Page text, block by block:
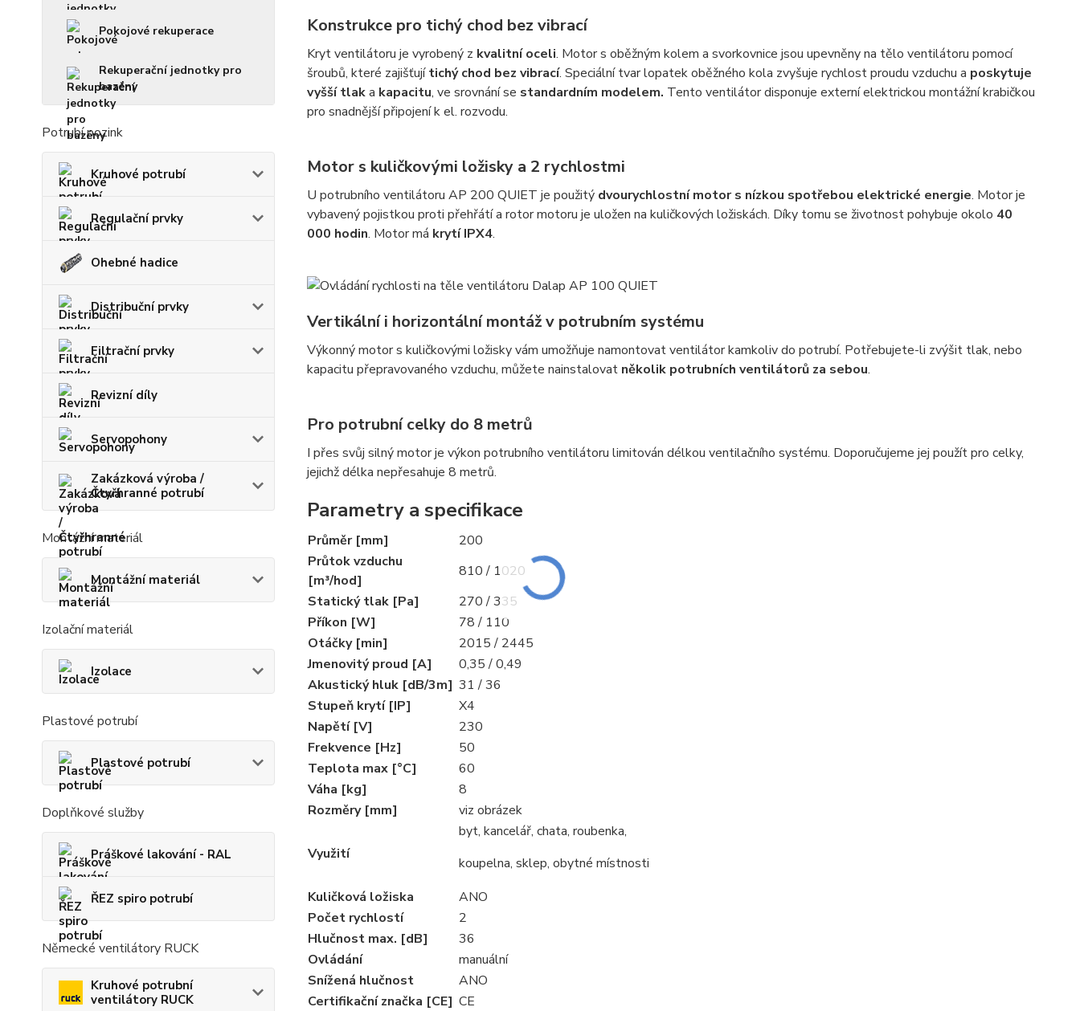
Pokojové rekuperace
Rekuperační jednotky pro
bazény
Potrubí pozink
Kruhové potrubí
Regulační prvky
Ohebné hadice
Distribuční prvky
Filtrační prvky
Revizní díly
Servopohony
Zakázková výroba /
Čtyřhranné potrubí
Montážní materiál
Montážní materiál
Izolační materiál
Izolace
Plastové potrubí
Plastové potrubí
Doplňkové služby
Práškové lakování - RAL
ŘEZ spiro potrubí
Německé ventilátory RUCK
Kruhové potrubní
ventilátory RUCK
Konstrukce pro tichý chod bez vibrací
Kryt ventilátoru je vyrobený z kvalitní oceli. Motor s oběžným kolem a svorkovnice jsou upevněny na tělo ventilátoru pomocí
šroubů, které zajišťujítichý chod bez vibrací. Speciální tvar lopatek oběžného kola zvyšuje rychlost proudu vzduchu a poskytuje
vyšší tlaka kapacitu, ve srovnání se standardním modelem. Tento ventilátor disponuje externí elektrickou montážní krabičkou
pro snadnější připojení k el. rozvodu.
Motor s kuličkovými ložisky a 2 rychlostmi
U potrubního ventilátoru AP 200 QUIET je použitý dvourychlostní motor s nízkou spotřebou elektrické energie. Motor je
vybavený pojistkou proti přehřátí a rotor motoru je uložen na kuličkových ložiskách. Díky tomu se životnost pohybuje okolo 40
000 hodin. Motor má krytí IPX4.
Vertikální i horizontální montáž v potrubním systému
Výkonný motor s kuličkovými ložisky vám umožňuje namontovat ventilátor kamkoliv do potrubí. Potřebujete-li zvýšit tlak, nebo
kapacitu přepravovaného vzduchu, můžete nainstalovat několik potrubních ventilátorů za sebou.
Pro potrubní celky do 8 metrů
I přes svůj silný motor je výkon potrubního ventilátoru limitován délkou ventilačního systému. Doporučujeme jej použít pro celky,
jejichž délka nepřesahuje 8 metrů.
Parametry a specifikace
Průměr [mm]
200
Průtok vzduchu
[m³/hod]
810 / 1020
Statický tlak [Pa]
270 / 335
Příkon [W]
78 / 110
Otáčky [min]
2015 / 2445
Jmenovitý proud [A]
0,35 / 0,49
Akustický hluk [dB/3m] 31 / 36
Stupeň krytí [IP]
X4
Napětí [V]
230
Frekvence [Hz]
50
Teplota max [°C]
60
Váha [kg]
8
Rozměry [mm]
viz obrázek
Využití
byt, kancelář, chata, roubenka,
koupelna, sklep, obytné místnosti
Kuličková ložiska
ANO
Počet rychlostí
2
Hlučnost max. [dB]
36
Ovládání
manuální
Snížená hlučnost
ANO
Certifikační značka [CE] CE